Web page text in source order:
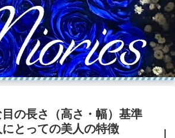
目の長さ（高さ・幅）基準
とっての美人の特徴